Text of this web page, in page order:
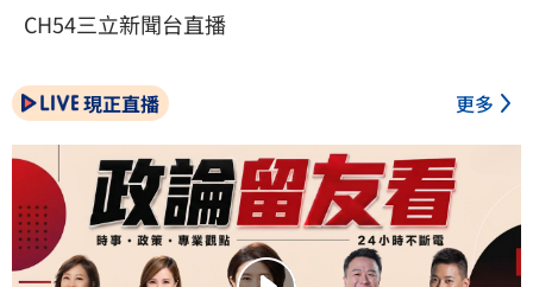
CH54三立新聞台直播
現正直播 更多